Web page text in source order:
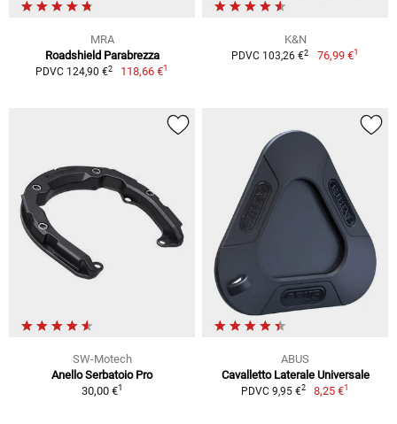
MRA
Roadshield Parabrezza
PDVC 124,90 €2 118,66 €1
K&N
PDVC 103,26 €2 76,99 €1
SW-Motech
Anello Serbatoio Pro
30,00 €1
ABUS
Cavalletto Laterale Universale
PDVC 9,95 €2 8,25 €1